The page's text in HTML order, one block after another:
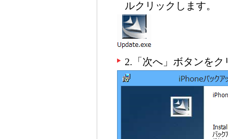
ルクリックします。
2.「次へ」ボタンをク